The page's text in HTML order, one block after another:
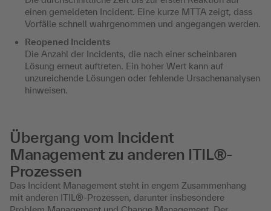
einen gemeldeten Incident. Eine kurze MTTA zeigt, dass
Vorfälle schnell wahrgenommen und angegangen werden.
Reopened Incidents
Die Anzahl der Incidents, die nach einer scheinbaren
Lösung erneut auftreten. Ein hoher Wert kann auf
unzureichende Lösungen oder fehlende Ursachenanalysen
hinweisen.
Übergang vom Incident
Management zu anderen ITIL®-
Prozessen
Das Incident Management steht in engem Zusammenhang
mit anderen ITIL®-Prozessen, darunter insbesondere